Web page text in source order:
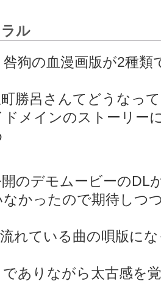
ル
狗の血漫画版が2種類
勝呂さんてどうなっ
メインのストーリー
のデモムービーのDL
かったので期待しつ
れている曲の唄版に
でありながら太古感を